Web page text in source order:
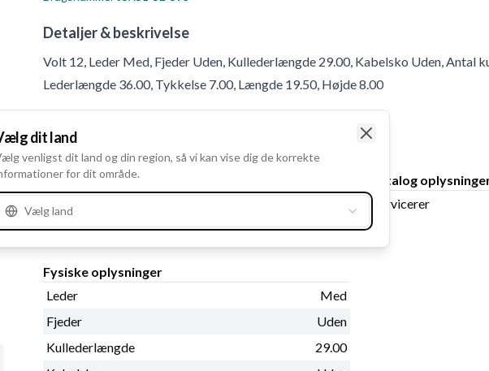
Detaljer & beskrivelse
Volt 12, Leder Med, Fjeder Uden, Kullederlængde 29.00, Kabelsko Uden, Antal
Lederlængde 36.00, Tykkelse 7.00, Længde 19.50, Højde 8.00
Produktinformation
Elektriske oplysninger
Volt
Katalog
Servicerer
Fysiske oplysninger
Leder
Med
Fjeder
Uden
Kullederlængde
29.00
dit land
venligst dit land og din region, så vi kan vise dig de korrekte
for dit område.
Vælg land